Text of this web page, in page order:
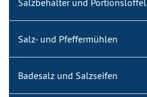
Salzbehälter und Portionslöffel
Salz- und Pfeffermühlen
Badesalz und Salzseifen